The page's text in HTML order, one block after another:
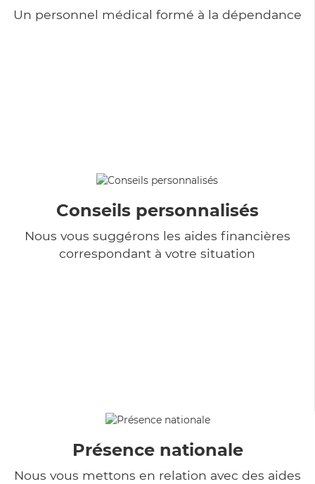
Un personnel médical formé à la dépendance
Conseils personnalisés
Nous vous suggérons les aides financières
correspondant à votre situation
Présence nationale
Nous vous mettons en relation avec des aides